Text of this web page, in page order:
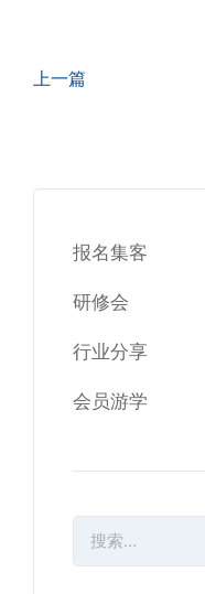
上一篇
报名集客
研修会
行业分享
会员游学